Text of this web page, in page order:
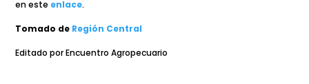
en este enlace.
Tomado de Región Central
Editado por Encuentro Agropecuario